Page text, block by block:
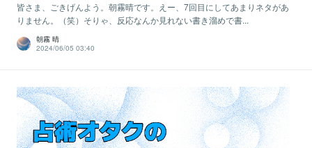
皆さま、ごきげんよう。朝霧晴です。えー、7回目にしてあまりネタがあ
りません。（笑）そりゃ、反応なんか見れない書き溜めで書...
朝霧 晴
2024/06/05 03:40